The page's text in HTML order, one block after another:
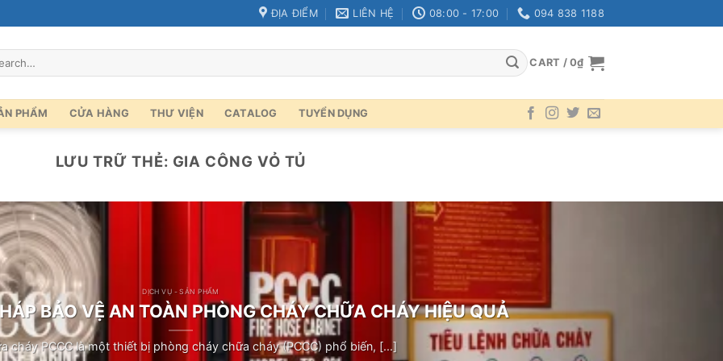
ĐỊA ĐIỂM LIÊN HỆ 08:00 - 17:00 094 838 1188
CART /0₫
PHẨM CỬA HÀNG THƯ VIỆN CATALOG TUYỂN DỤNG
LƯU TRỮ THẺ: GIA CÔNG VỎ TỦ
DỊCH VỤ - SẢN PHẨM
BẢO VỆ AN TOÀN PHÒNG CHÁY CHỮA CHÁY HIỆU QUẢ
cháy PCCC là một thiết bị phòng cháy chữa cháy (PCCC) phổ biến, [...]